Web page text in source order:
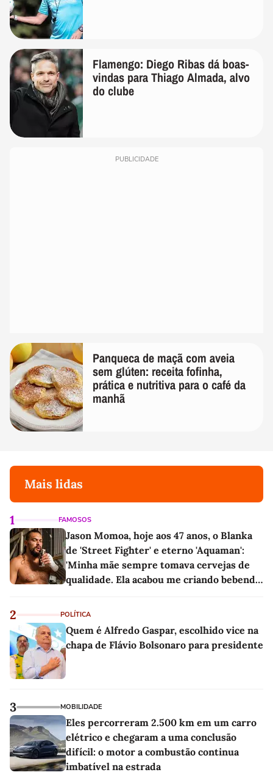
Flamengo: Diego Ribas dá boas-
vindas para Thiago Almada, alvo
do clube
PUBLICIDADE
Panqueca de maçã com aveia
sem glúten: receita fofinha,
prática e nutritiva para o café da
manhã
Mais lidas
1 FAMOSOS
Jason Momoa, hoje aos 47 anos, o Blanka
de 'Street Fighter' e eterno 'Aquaman':
'Minha mãe sempre tomava cervejas de
qualidade. Ela acabou me criando bebendo
2 POLÍTICA
Quem é Alfredo Gaspar, escolhido vice na
chapa de Flávio Bolsonaro para presidente
3 MOBILIDADE
Eles percorreram 2.500 km em um carro
elétrico e chegaram a uma conclusão
difícil: o motor a combustão continua
imbatível na estrada